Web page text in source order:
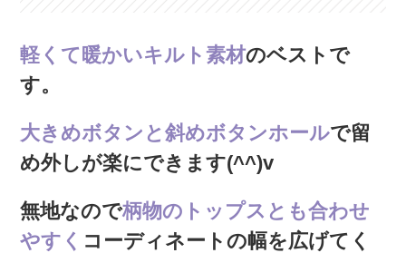
軽くて暖かいキルト素材のベストで
す。
大きめボタンと斜めボタンホールで留
め外しが楽にできます(^^)v
無地なので柄物のトップスとも合わせ
やすく コーディネートの幅を広げてく